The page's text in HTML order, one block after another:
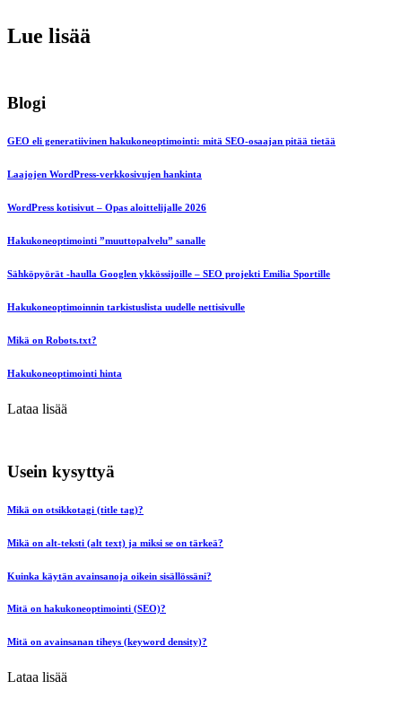
Lue lisää
Blogi
GEO eli generatiivinen hakukoneoptimointi: mitä SEO-osaajan pitää tietää
Laajojen WordPress-verkkosivujen hankinta
WordPress kotisivut – Opas aloittelijalle 2026
Hakukoneoptimointi ”muuttopalvelu” sanalle
Sähköpyörät -haulla Googlen ykkössijoille – SEO projekti Emilia Sportille
Hakukoneoptimoinnin tarkistuslista uudelle nettisivulle
Mikä on Robots.txt?
Hakukoneoptimointi hinta
Lataa lisää
Usein kysyttyä
Mikä on otsikkotagi (title tag)?
Mikä on alt-teksti (alt text) ja miksi se on tärkeä?
Kuinka käytän avainsanoja oikein sisällössäni?
Mitä on hakukoneoptimointi (SEO)?
Mitä on avainsanan tiheys (keyword density)?
Lataa lisää